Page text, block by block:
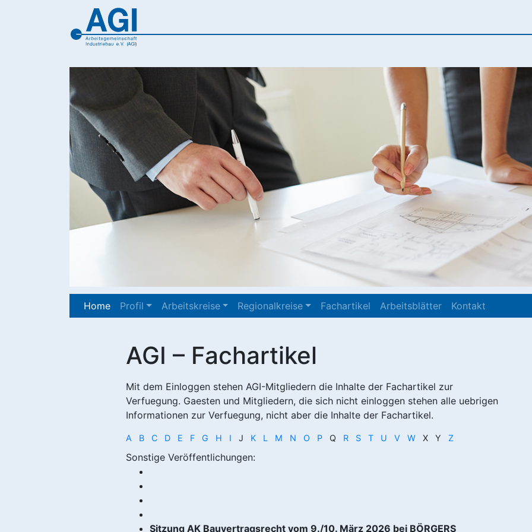
Home(current)
Profil Arbeitskreise Regionalkreise Fachartikel Arbeitsblätter Kontakt
AGI – Fachartikel
Mit dem Einloggen stehen AGI-Mitgliedern die Inhalte der Fachartikel zur
Verfuegung. Gaesten und Mitgliedern, die sich nicht einloggen stehen alle uebrigen
Informationen zur Verfuegung, nicht aber die Inhalte der Fachartikel.
A B C D E F G H I J K L M N O P Q R S T U V W X Y Z
Sonstige Veröffentlichungen:
Sitzung AK Bauvertragsrecht vom 9./10. März 2026 bei BÖRGERS